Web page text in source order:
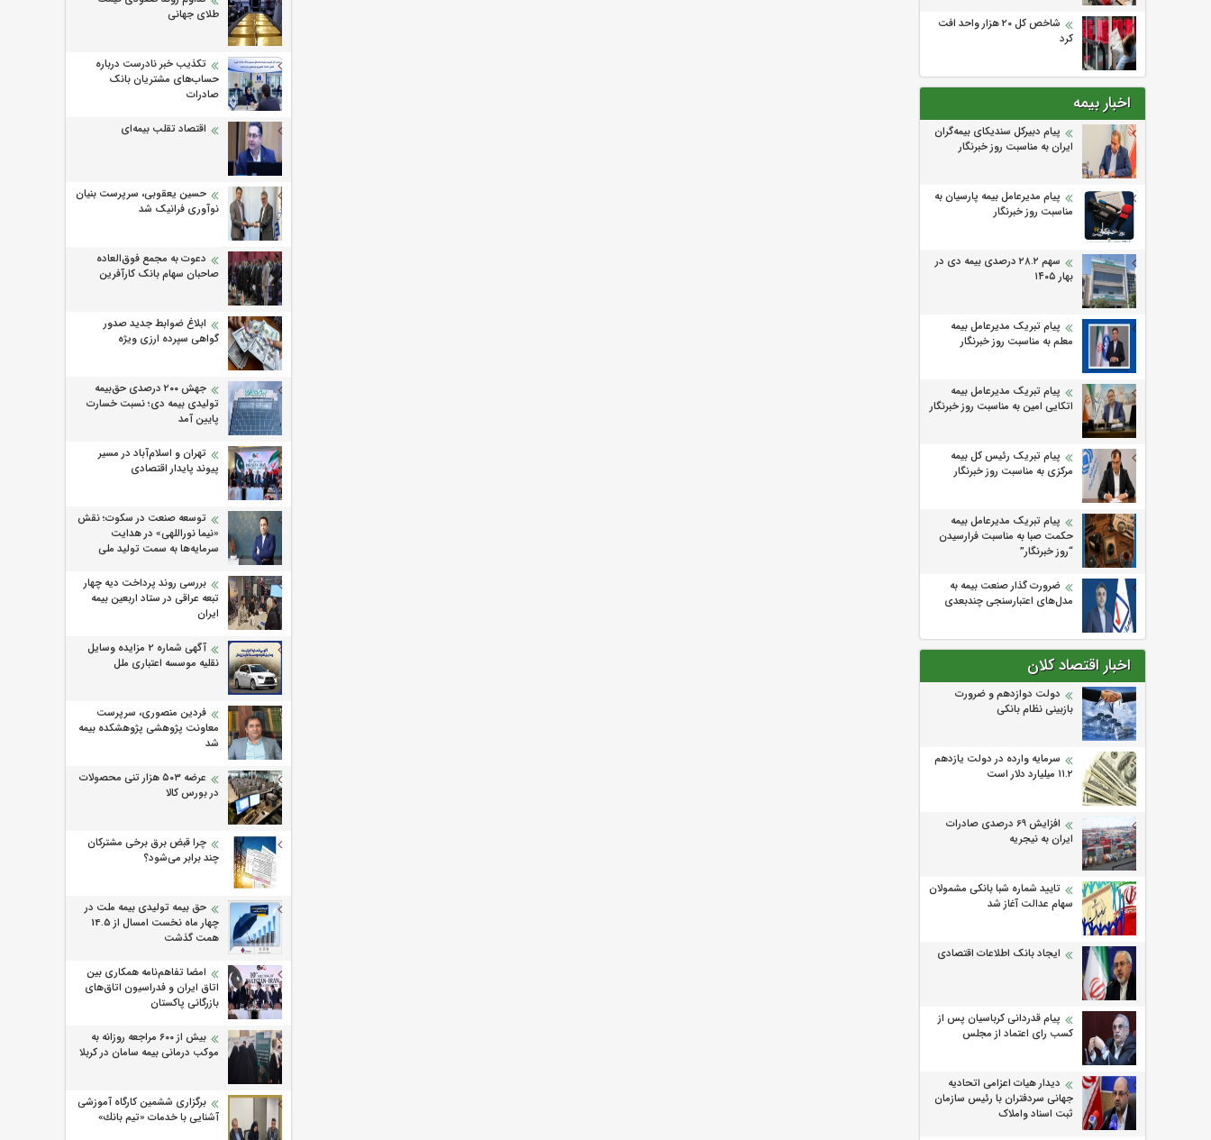
شاخص کل ۲۰ هزار واحد افت
کرد
اخبار بیمه
پیام دبیرکل سندیکای بیمه‌گران
ایران به مناسبت روز خبرنگار
پیام مدیرعامل بیمه پارسیان به
مناسبت روز خبرنگار
سهم ۲۸.۲ درصدی بیمه دی در
بهار ۱۴۰۵
پیام تبریک مدیرعامل بیمه
معلم به مناسبت روز خبرنگار
پیام تبریک مدیرعامل بیمه
اتکایی امین به مناسبت روز خبرنگار
پیام تبریک رئیس کل بیمه
مرکزی به مناسبت روز خبرنگار
پیام تبریک مدیرعامل بیمه
حکمت صبا به مناسبت فرارسیدن
“روز خبرنگار”
ضرورت گذار صنعت بیمه به
مدل‌های اعتبارسنجی چندبعدی
اخبار اقتصاد کلان
دولت دوازدهم و ضرورت
بازبینی نظام بانکی
سرمایه وارده در دولت یازدهم
۱۱.۲ میلیارد دلار است
افزایش 69 درصدی صادرات
ایران به نیجریه
تایید شماره شبا بانکی مشمولان
سهام عدالت آغاز شد
ایجاد بانک اطلاعات اقتصادی
پیام قدردانی کرباسیان پس از
کسب رای اعتماد از مجلس
دیدار هیات اعزامی اتحادیه
جهانی سردفتران با رئیس سازمان
ثبت اسناد واملاک
طلای جهانی
تکذیب خبر نادرست درباره
حساب‌های مشتریان بانک
صادرات
اقتصاد تقلب بیمه‌ای
حسین یعقوبی، سرپرست بنیان
نوآوری فرانیک شد
دعوت به مجمع فوق‌العاده
صاحبان سهام بانک کارآفرین
ابلاغ ضوابط جدید صدور
گواهی سپرده ارزی ویژه
جهش ۲۰۰ درصدی حق‌بیمه
تولیدی بیمه دی؛ نسبت خسارت
پایین آمد
تهران و اسلام‌آباد در مسیر
پیوند پایدار اقتصادی
توسعه صنعت در سکوت؛ نقش
«نیما نوراللهی» در هدایت
سرمایه‌ها به سمت تولید ملی
بررسی روند پرداخت دیه چهار
تبعه عراقی در ستاد اربعین بیمه
ایران
آگهی شماره 2 مزایده وسایل
نقلیه موسسه اعتباری ملل
فردین منصوری، سرپرست
معاونت پژوهشی پژوهشكده بیمه
شد
عرضه ۵۰۳ هزار تنی محصولات
در بورس کالا
چرا قبض برق برخی مشترکان
چند برابر می‌شود؟
حق بیمه تولیدی بیمه ملت در
چهار ماه نخست امسال از 14.5
همت گذشت
امضا تفاهم‌نامه همکاری بین
اتاق ایران و فدراسیون اتاق‌های
بازرگانی پاکستان
بیش از ۶۰۰ مراجعه روزانه به
موکب درمانی بیمه سامان در کربلا
برگزاری ششمین كارگاه آموزشی
آشنایی با خدمات «تیم بانك»